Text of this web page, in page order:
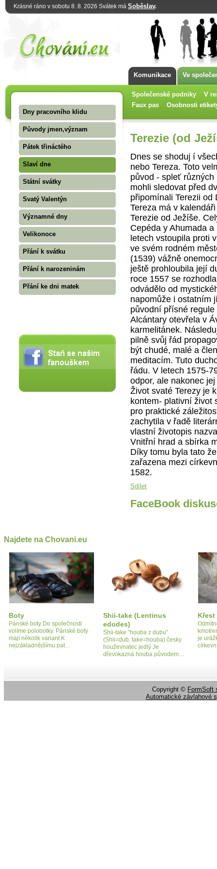
Krásné ráno v sobotu 8. 8. 2026 Svátek má Soběslav.
Komunikace Ve
Společenské podniky
V
Faux pas
Osobnosti
Dny pracovního klidu
Původy jmen,význam
Pátek třináctého
Slaví dne
Státní svátky
Svatý Valentýn
Významné dny
Velikonoce
Přání k svátku
Přání k narozeninám
Přání ke dni matek
Terezie (od
Dnes se shoduj í
nebo Tereza. Toto
původ - spleť
mohli sledovat před
připomínali Terezii od
Tereza má v
Terezie od Ježíše.
Cepéda y Ahumada
letech vstoupila proti
ve svém rodném
(1539) vážně
ještě prohloubila její
roce 1557 se
odvádělo od
napomůže i ostatním
původní přísné
Alcántary otevřela v
karmelitánek.
pilně svůj řád
být chudé, malé a
meditacím. Tuto
řádu. V letech 1575-
odpor, ale nakonec
Život svaté Terezy je
kontem- plativní život
pro praktické
zachytila v řadě
vlastní životopis
Vnitřní hrad a sbírka
Díky tomu byla tato
zařazena mezi
1582.
Sdílet
FaceBook
Najdete na Chovani.eu
Boty
Pánské boty Do společnosti
volíme polobotky. Pánské boty
mají několik variant.K
nejzákladnějšímu pat…
Shii-take (Lentinus
edodes)
Shii-take "houba z dubu"
(Shii=dub; take=houba) česky
houževnatec jedlý Je
dřevokazná houba původem…
Křest
je
Copyright © FormSoft
Automatické závlahové